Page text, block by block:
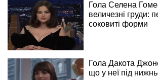
Гола Селена
величезні груди:
соковиті форми
Гола Дакота
що у неї під